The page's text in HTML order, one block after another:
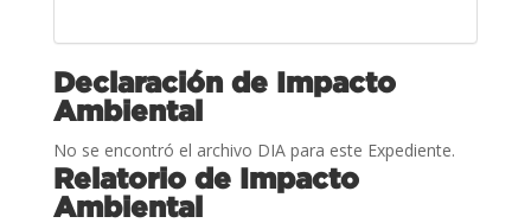
Declaración de Impacto
Ambiental
No se encontró el archivo DIA para este Expediente.
Relatorio de Impacto
Ambiental